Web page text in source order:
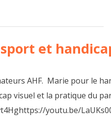
et
AHF. Marie pour le
visuel et la pratique du
youtu.be/